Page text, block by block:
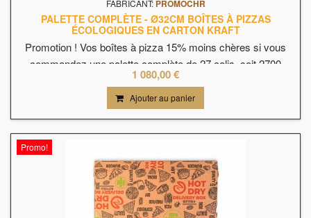
FABRICANT: PROMOCHR
PALETTE COMPLÈTE - Ø32CM BOÎTES À PIZZAS
ÉCOLOGIQUES EN CARTON KRAFT
Promotion ! Vos boîtes à pizza 15% moins chères si vous
commandez une palette complète de 27 colis, soit 2700
boîtes à 0,40cts pièce HT. Livraison comprise.Boîtes à pizza
sans bpa, en carton kraft.Système anti condensation, vos
pizzas arrivent chaudes et croustillantes chez vos clients.
1 080,00 €
Ajouter au panier
Promo!